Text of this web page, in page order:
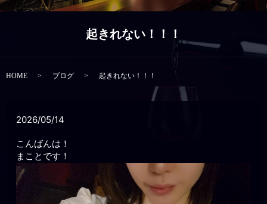
起きれない！！！
HOME ブログ 起きれない！！！
2026/05/14
こんばんは！
まことです！